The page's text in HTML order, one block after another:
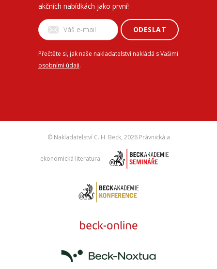
akčních nabídkách jako první!
ODESLAT
Přečtěte si, jak naše nakladatelství nakládá s Vašimi
osobními údaji.
© Nakladatelství C. H. Beck, 2026 Právnická a
ekonomická literatura